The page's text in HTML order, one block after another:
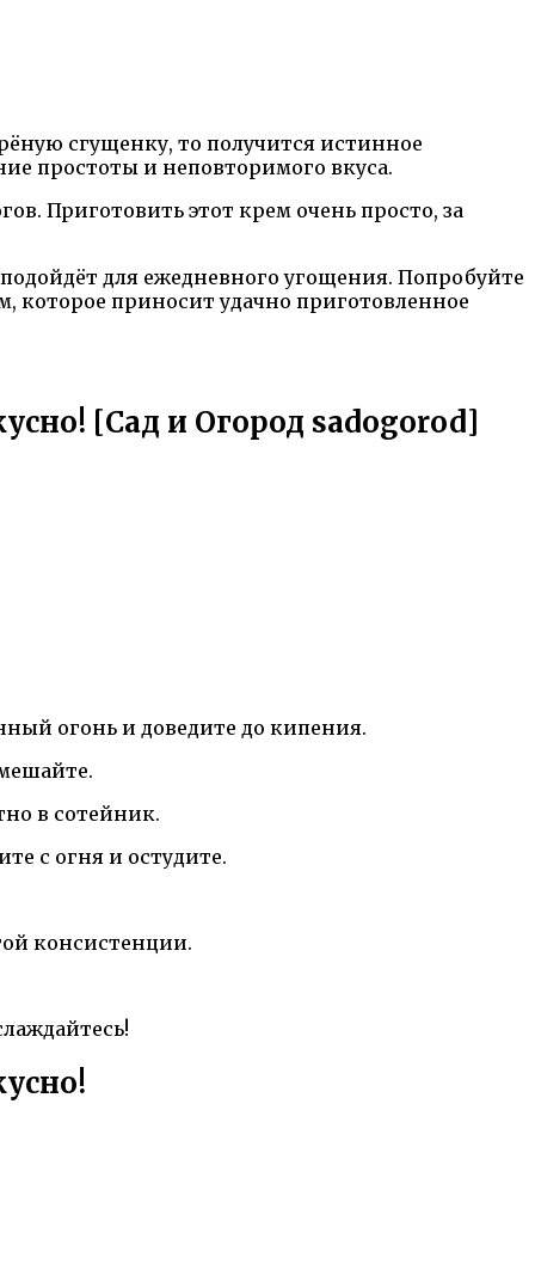
сгущенку, то получится истинное
простоты и неповторимого вкуса.
Приготовить этот крем очень просто, за
для ежедневного угощения. Попробуйте
которое приносит удачно приготовленное
[Сад и Огород sadogorod]
огонь и доведите до кипения.
в сотейник.
с огня и остудите.
консистенции.